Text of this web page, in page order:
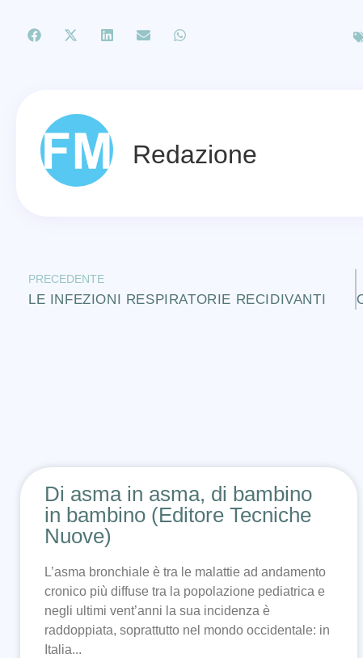
Redazione
PRECEDENTE
LE INFEZIONI RESPIRATORIE RECIDIVANTI
Di asma in asma, di bambino
in bambino (Editore Tecniche
Nuove)
L’asma bronchiale è tra le malattie ad andamento
cronico più diffuse tra la popolazione pediatrica e
negli ultimi vent’anni la sua incidenza è
raddoppiata, soprattutto nel mondo occidentale: in
Italia